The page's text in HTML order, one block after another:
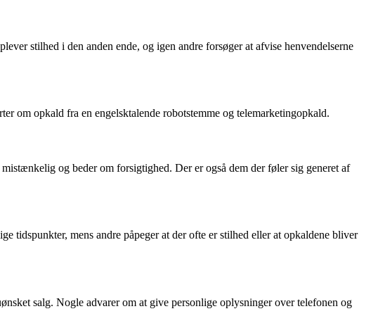
stilhed i den anden ende, og igen andre forsøger at afvise henvendelserne
om opkald fra en engelsktalende robotstemme og telemarketingopkald.
og beder om forsigtighed. Der er også dem der føler sig generet af
tidspunkter, mens andre påpeger at der ofte er stilhed eller at opkaldene bliver
salg. Nogle advarer om at give personlige oplysninger over telefonen og